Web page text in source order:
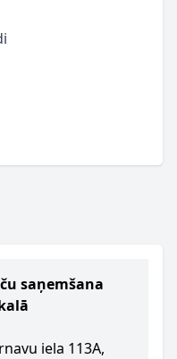
saņemšana
iela 113A,